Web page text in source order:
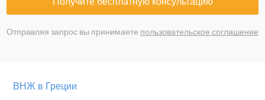
Отправляя запрос вы принимаете пользовательское соглашение
ВНЖ в Греции